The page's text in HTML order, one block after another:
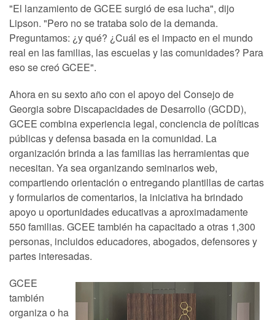
"El lanzamiento de GCEE surgió de esa lucha", dijo
Lipson. "Pero no se trataba solo de la demanda.
Preguntamos: ¿y qué? ¿Cuál es el impacto en el mundo
real en las familias, las escuelas y las comunidades? Para
eso se creó GCEE".
Ahora en su sexto año con el apoyo del Consejo de
Georgia sobre Discapacidades de Desarrollo (GCDD),
GCEE combina experiencia legal, conciencia de políticas
públicas y defensa basada en la comunidad. La
organización brinda a las familias las herramientas que
necesitan. Ya sea organizando seminarios web,
compartiendo orientación o entregando plantillas de cartas
y formularios de comentarios, la iniciativa ha brindado
apoyo u oportunidades educativas a aproximadamente
550 familias. GCEE también ha capacitado a otras 1,300
personas, incluidos educadores, abogados, defensores y
partes interesadas.
GCEE
también
organiza o ha